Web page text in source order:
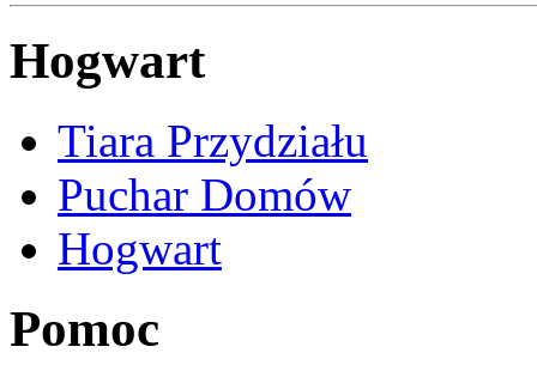
Hogwart
Tiara Przydziału
Puchar Domów
Hogwart
Pomoc